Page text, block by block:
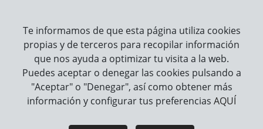
Información
Cómo trabajamos
Información legal
Te informamos de que esta página utiliza cookies
propias y de terceros para recopilar información
que nos ayuda a optimizar tu visita a la web.
Puedes aceptar o denegar las cookies pulsando a
"Aceptar" o "Denegar", así como obtener más
información y configurar tus preferencias AQUÍ